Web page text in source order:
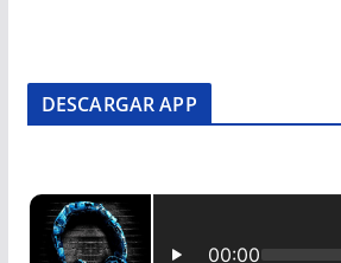
DESCARGAR APP